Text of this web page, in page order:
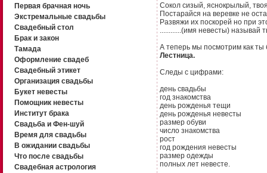
Первая брачная ночь
Экстремальные свадьбы
Свадебный стол
Брак и закон
Тамада
Оформление свадеб
Свадебный этикет
Организация свадьбы
Букет невесты
Помощник невесты
Институт брака
Свадьба и Фен-шуй
Время для свадьбы
В ожидании свадьбы
Что после свадьбы
Свадебная астрология
Сокол сизый, яснокрылый,
Постарайся на веревке не
Развяжи их поскорей но при
............(имя невесты) называй
А теперь мы посмотрим как ты
Лестница.
Следы с цифрами:
день свадьбы
год знакомства
день рожденья тещи
день рожденья невесты
размер обуви
число знакомства
рост
год рождения невесты
размер одежды
полных лет невесте.